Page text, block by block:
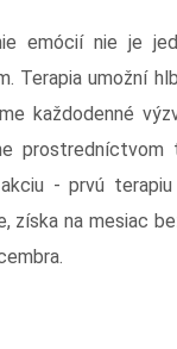
emócií nie je
Terapia umožní
každodenné
akciu - prvú
získa na mesiac